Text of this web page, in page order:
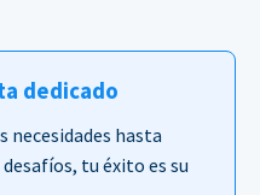
dedicado
necesidades hasta
tu éxito es su